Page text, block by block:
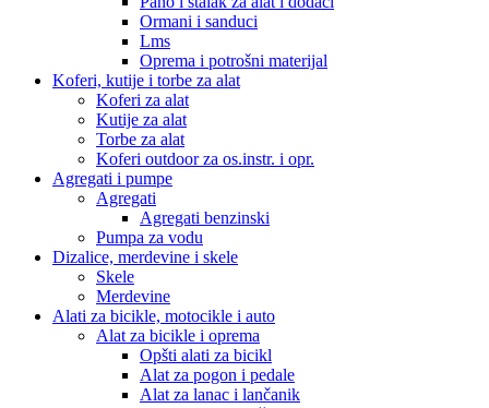
Ormani i sanduci
Lms
Oprema i potrošni materijal
Koferi, kutije i torbe za alat
Koferi za alat
Kutije za alat
Torbe za alat
Koferi outdoor za os.instr. i opr.
Agregati i pumpe
Agregati
Agregati benzinski
Pumpa za vodu
Dizalice, merdevine i skele
Skele
Merdevine
Alati za bicikle, motocikle i auto
Alat za bicikle i oprema
Opšti alati za bicikl
Alat za pogon i pedale
Alat za lanac i lančanik